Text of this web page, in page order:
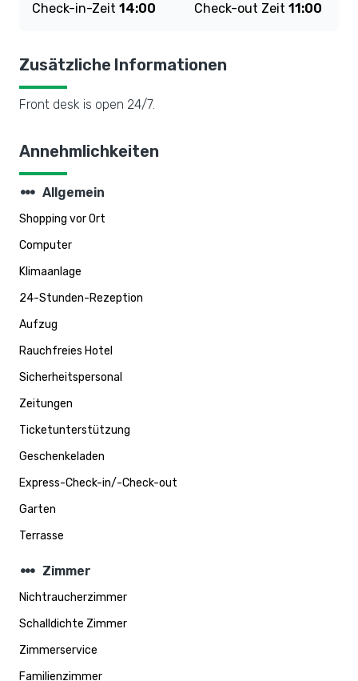
Check-in-Zeit 14:00 Check-out Zeit 11:00
Zusätzliche Informationen
Front desk is open 24/7.
Annehmlichkeiten
steppers Allgemein
Shopping vor Ort
Computer
Klimaanlage
24-Stunden-Rezeption
Aufzug
Rauchfreies Hotel
Sicherheitspersonal
Zeitungen
Ticketunterstützung
Geschenkeladen
Express-Check-in/-Check-out
Garten
Terrasse
steppers Zimmer
Nichtraucherzimmer
Schalldichte Zimmer
Zimmerservice
Familienzimmer